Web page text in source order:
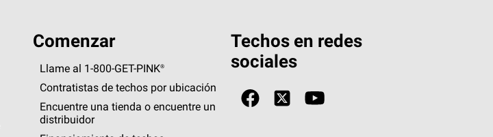
Comenzar
Llame al 1-800-GET -PINK®
Contratistas de techos por ubicación
Encuentre una tienda o encuentre un
distribuidor
Techos en redes
sociales